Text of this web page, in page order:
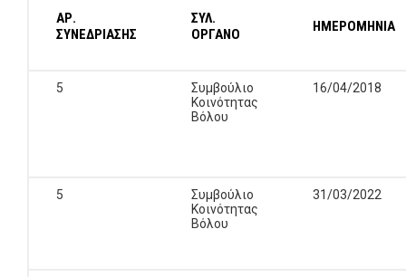
ΑΡ.
ΣΥΝΕΔΡΙΑΣΗΣ
ΣΥΛ.
ΟΡΓΑΝΟ
ΗΜΕΡΟΜΗΝΙΑ
5
Συμβούλιο
Κοινότητας
Βόλου
16/04/2018
5
Συμβούλιο
Κοινότητας
Βόλου
31/03/2022